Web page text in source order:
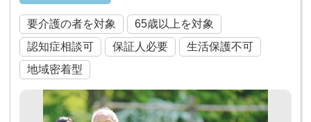
要介護の者を対象
65歳以上を対象
認知症相談可
保証人必要
生活保護不可
地域密着型